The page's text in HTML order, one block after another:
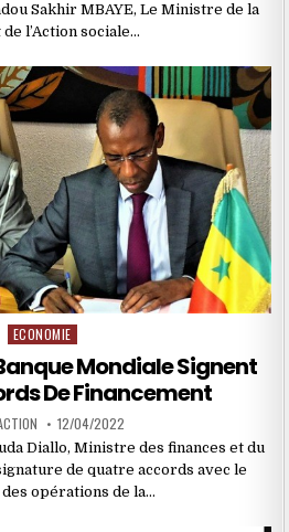
Sakhir MBAYE, Le Ministre de la
de l’Action sociale…
Posted
ECONOMIE
Mondiale Signent
De Financement
12/04/2022
Diallo, Ministre des finances et du
de quatre accords avec le
opérations de la…